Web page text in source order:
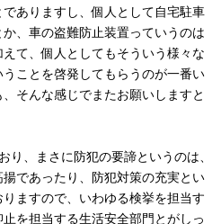
ありますし、個人として自宅駐車
、車の盗難防止装置っていうのは
て、個人としてもそういう様々な
ことを啓発してもらうのが一番い
そんな感じでまたお願いしますと
、まさに防犯の要諦というのは、
であったり、防犯対策の充実とい
ますので、いわゆる検挙を担当す
を担当する生活安全部門とがしっ